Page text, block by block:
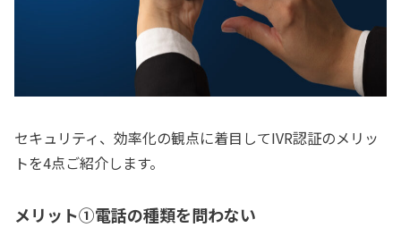
セキュリティ、効率化の観点に着目してIVR認証のメリッ
トを4点ご紹介します。
メリット①電話の種類を問わない